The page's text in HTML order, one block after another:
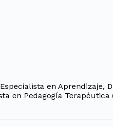
en Aprendizaje,
en Pedagogía Terapéutica